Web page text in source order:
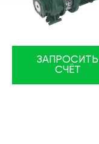
ЗАПРОСИТЬ
СЧЁТ